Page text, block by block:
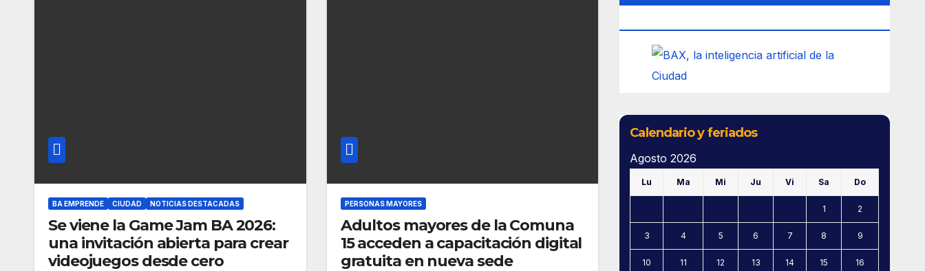
BA EMPRENDE CIUDAD NOTICIAS DESTACADAS
Se viene la Game Jam BA 2026:
una invitación abierta para crear
videojuegos desde cero
PERSONAS MAYORES
Adultos mayores de la Comuna
15 acceden a capacitación digital
gratuita en nueva sede
Calendario y feriados
Agosto 2026
Lu Ma Mi Ju Vi Sa Do
1 2
3 4 5 6 7 8 9
10 11 12 13 14 15 16